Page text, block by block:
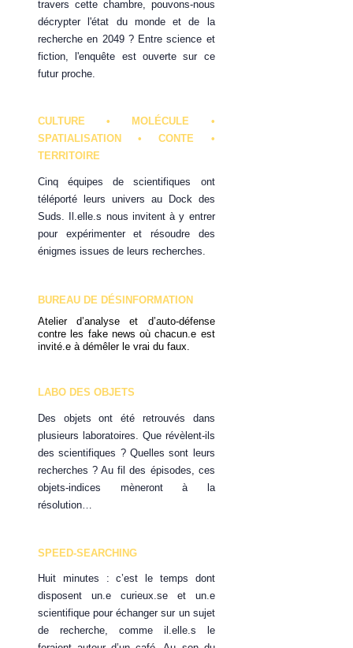
travers cette chambre, pouvons-nous
décrypter l'état du monde et de la
recherche en 2049 ? Entre science et
fiction, l'enquête est ouverte sur ce
futur proche.
CULTURE • MOLÉCULE •
SPATIALISATION • CONTE •
TERRITOIRE
Cinq équipes de scientifiques ont
téléporté leurs univers au Dock des
Suds. Il.elle.s nous invitent à y entrer
pour expérimenter et résoudre des
énigmes issues de leurs recherches.
BUREAU DE DÉSINFORMATION
Atelier d’analyse et d’auto-défense
contre les fake news où chacun.e est
invité.e à démêler le vrai du faux.
LABO DES OBJETS
Des objets ont été retrouvés dans
plusieurs laboratoires. Que révèlent-ils
des scientifiques ? Quelles sont leurs
recherches ? Au fil des épisodes, ces
objets-indices mèneront à la
résolution…
SPEED-SEARCHING
Huit minutes : c’est le temps dont
disposent un.e curieux.se et un.e
scientifique pour échanger sur un sujet
de recherche, comme il.elle.s le